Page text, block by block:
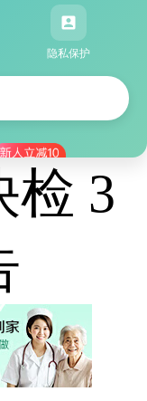
隐私保护
检 3